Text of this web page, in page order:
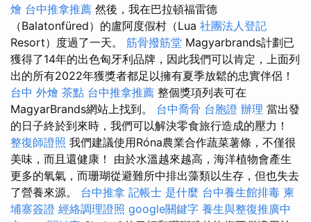
燴 台中推拿推薦 然後，我在巴拉頓福雷德
（Balatonfüred）的盧阿度假村（Lua 社團法人登記
Resort）度過了一天。 筋骨撥筋堂 Magyarbrands計劃已
獲得了14年的出色匈牙利品牌，因此我們可以肯定，上面列
出的所有2022年獲獎者都足以擁有夏季放鬆的忠實伴侶！
台中 外燴 茶點 台中推拿推薦 整個獎項列表可在
MagyarBrands網站上找到。 台中喬骨 台胞證 辦理 當出發
的日子終於到來時，我們可以解決零食旅行造成的壓力！
整復師證照 我們建議使用Róna農業合作蔬菜薯條，不僅很
美味，而且還健康！ 由於水溫越來越高，海洋植物會產生
更多的氧氣，而珊瑚從避難所中排出藻類以生存，但也失去
了營養來源。 台中推拿 記帳士 是什麼 台中養生館排毒 柬
埔寨簽證 經絡調理證照 google關鍵字 養生與整復推廣中